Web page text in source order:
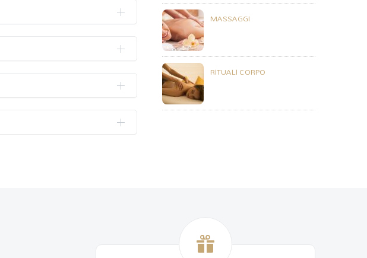
MASSAGGI
RITUALI CORPO